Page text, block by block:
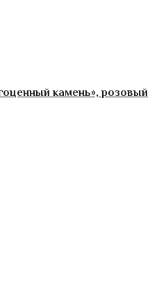
камень», розовый